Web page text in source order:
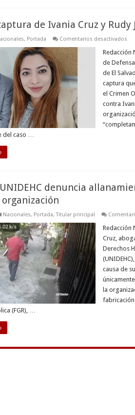
de Ivania Cruz y Rudy
, Portada Comentarios desactivadosen
la
de
y
Redacción
de
de El
captura
el Crimen
contra
del caso …
denuncia
Nacionales, Portada,Titular principal
Redacción
Cruz,
Derechos
causa de
la
(FGR), …